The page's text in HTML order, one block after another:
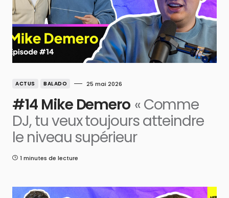
ACTUS BALADO 25 mai 2026
#14 Mike Demero « Comme
DJ, tu veux toujours atteindre
le niveau supérieur
1 minutes de lecture